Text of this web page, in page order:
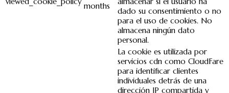
months
dado su consentimiento o no
para el uso de cookies. No
almacena ningún dato
personal.
La cookie es utilizada por
servicios cdn como CloudFare
para identificar clientes
individuales detrás de una
dirección IP compartida y